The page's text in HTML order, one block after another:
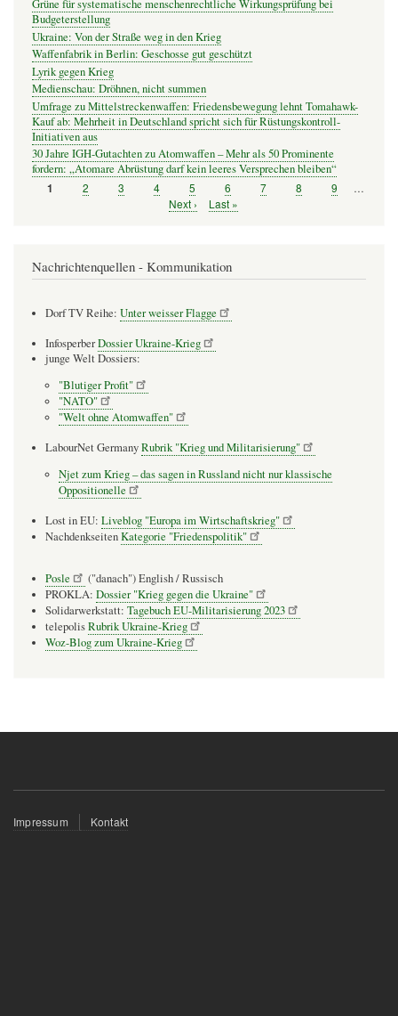
Grüne für systematische menschenrechtliche Wirkungsprüfung bei
Budgeterstellung
Ukraine: Von der Straße weg in den Krieg
Waffenfabrik in Berlin: Geschosse gut geschützt
Lyrik gegen Krieg
Medienschau: Dröhnen, nicht summen
Umfrage zu Mittelstreckenwaffen: Friedensbewegung lehnt Tomahawk-
Kauf ab: Mehrheit in Deutschland spricht sich für Rüstungskontroll-
Initiativen aus
30 Jahre IGH-Gutachten zu Atomwaffen – Mehr als 50 Prominente
fordern: „Atomare Abrüstung darf kein leeres Versprechen bleiben“
Seitennummerierung
Seite
1 Seite
2 Seite
3 Seite
4 Seite
5 Seite
6 Seite
7 Seite
8 Seite
9
…
Nächste
Next ›
Letzte
Last »
Nachrichtenquellen - Kommunikation
Dorf TV Reihe: Unter weisser Flagge
InfosperberDossier Ukraine-Krieg
junge Welt Dossiers:
"Blutiger Profit"
"NATO"
"Welt ohne Atomwaffen"
LabourNet GermanyRubrik "Krieg und Militarisierung"
Njet zum Krieg – das sagen in Russland nicht nur klassische
Oppositionelle
Lost in EU: Liveblog "Europa im Wirtschaftskrieg"
NachdenkseitenKategorie "Friedenspolitik"
Posle
("danach") English / Russisch
PROKLA: Dossier "Krieg gegen die Ukraine"
Solidarwerkstatt: Tagebuch EU-Militarisierung 2023
telepolisRubrik Ukraine-Krieg
Woz-Blog zum Ukraine-Krieg
Fußzeilenmenü
Impressum Kontakt